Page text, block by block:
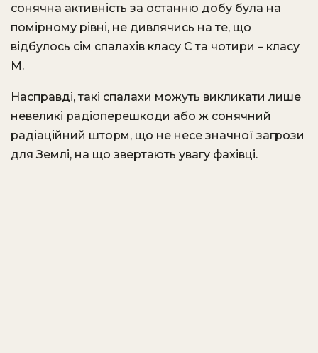
сонячна активність за останню добу була на
помірному рівні, не дивлячись на те, що
відбулось сім спалахів класу С та чотири – класу
М.
Насправді, такі спалахи можуть викликати лише
невеликі радіоперешкоди або ж сонячний
радіаційний шторм, що не несе значної загрози
для Землі, на що звертають увагу фахівці.